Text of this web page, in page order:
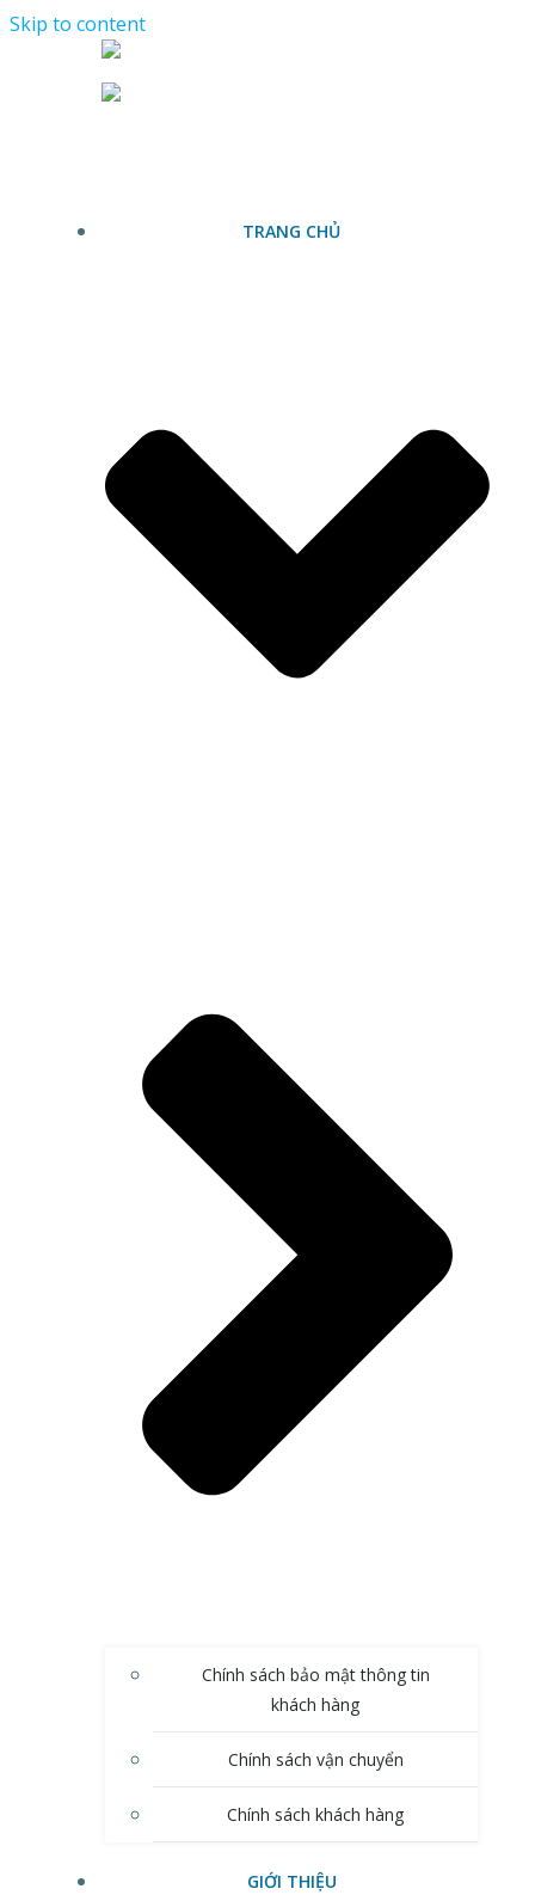
Skip to content
TRANG CHỦ
Chính sách bảo mật thông tin
khách hàng
Chính sách vận chuyển
Chính sách khách hàng
GIỚI THIỆU